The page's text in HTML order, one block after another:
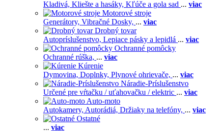
Kladivá, Kliešte a hasáky, Kľúče a gola sad ... viac
Motorové stroje
Generátory, Vibračné Dosky, ... viac
Drobný tovar
Autopríslušenstvo, Lepiace pásky a lepidlá ... viac
Ochranné pomôcky
Ochranné rúška, ... viac
Kúrenie
Dymovina, Doplnky, Plynové ohrievače, ... viac
Náradie-Príslušenstvo
Určené pre vŕtačku / uťahovačku / elektric ... viac
Auto-moto
Autokamery, Autorádiá, Držiaky na telefóny, ... viac
Ostatné
... viac